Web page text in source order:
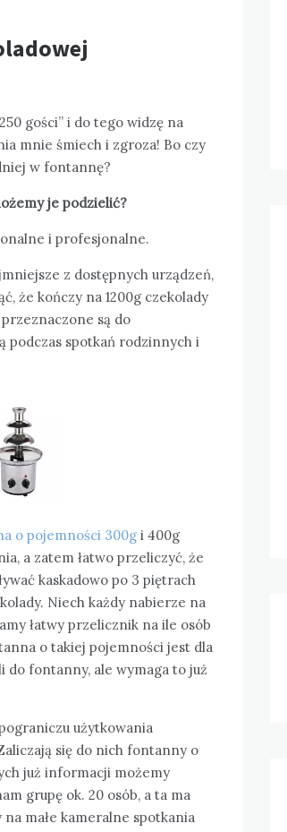
gości” i do tego widzę na
mnie śmiech i zgroza! Bo czy
w fontannę?
je podzielić?
i profesjonalne.
z dostępnych urządzeń,
że kończy na 1200g czekolady
są do
podczas spotkań rodzinnych i
o pojemności 300g i 400g
a zatem łatwo przeliczyć, że
kaskadowo po 3 piętrach
Niech każdy nabierze na
łatwy przelicznik na ile osób
o takiej pojemności jest dla
do fontanny, ale wymaga to już
użytkowania
się do nich fontanny o
już informacji możemy
grupę ok. 20 osób, a ta ma
małe kameralne spotkania